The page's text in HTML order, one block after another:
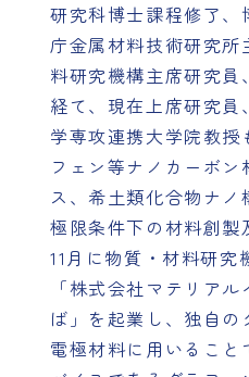
研究科博士課程修了
庁金属材料技術研究
料研究機構主席研究員
経て、現在上席研究
学専攻連携大学院教授
フェン等ナノカーボン
ス、希土類化合物ナノ
極限条件下の材料創製
11月に物質・材料研究
「株式会社マテリア
ば」を起業し、独自
電極材料に用いるこ